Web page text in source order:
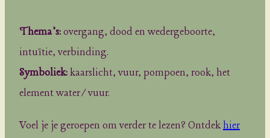
Thema’s:overgang, dood en wedergeboorte,
intuïtie, verbinding.
Symboliek:kaarslicht, vuur, pompoen, rook, het
element water/vuur.
Voel je je geroepen om verder te lezen? Ontdekhier